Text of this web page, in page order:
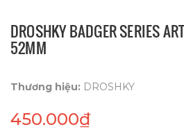
DROSHKY BADGER SERIES
52MM
Thương hiệu: DROSHKY
450.000₫